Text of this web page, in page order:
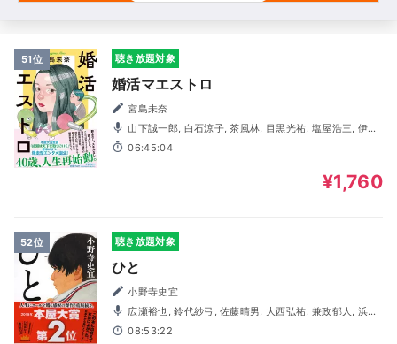
51位 聴き放題対象
婚活マエストロ
宮島未奈
かな恵, 大木咲絵子, 北原樹, 小林直人, 清水健佑, 玉木雅士,
長谷川天音, 三浦円, 山名枝里子
06:45:04
¥1,760
52位 聴き放題対象
ひと
小野寺史宜
洋平, 藤田曜子, 依田菜津, 李ふぁみ
08:53:22